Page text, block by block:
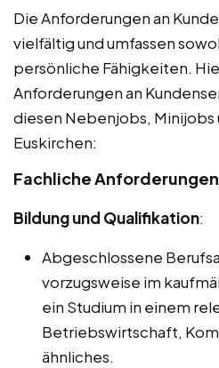
Die Anforderungen an
vielfältig und umfassen
persönliche Fähigkeiten.
Anforderungen an
diesen Nebenjobs, Minijobs
Euskirchen:
Fachliche Anforderungen
Bildung und Qualifikation:
Abgeschlossene
vorzugsweise im
ein Studium in einem
Betriebswirtschaft,
ähnliches.